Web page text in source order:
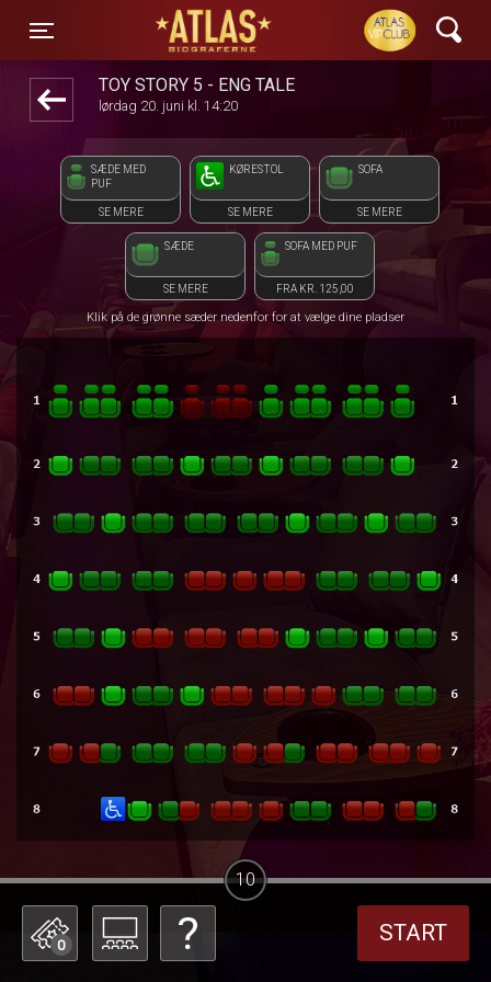
Toggle navigation
ATLAS Biograferne
TOY STORY 5 - ENG TALE
lørdag 20. juni kl. 14:20
SÆDE MED
PUF
SE MERE
KØRESTOL
SE MERE
SOFA
SE MERE
SÆDE
SE MERE
SOFA MED PUF
FRA KR. 125,00
Klik på de grønne sæder nedenfor for at vælge dine pladser
0 START
10
front05-temp 123850